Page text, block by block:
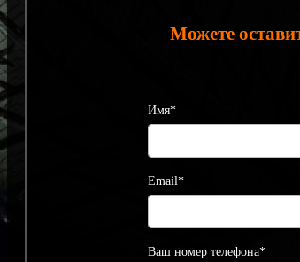
Можете
Имя*
Email*
Ваш номер телефона*